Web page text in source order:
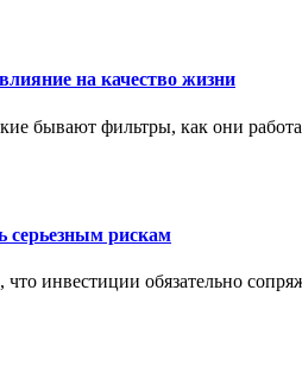
на качество жизни
бывают фильтры, как они
серьезным рискам
инвестиции обязательно